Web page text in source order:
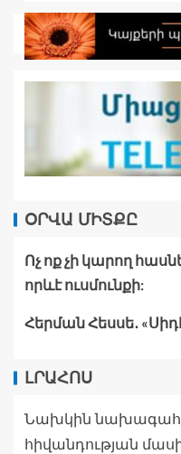
ՕՐՎԱ ՄԻՏՔԸ
Ոչ ոք չի կարող
որևէ ուսմունքի:
Հերման Հեսսե․
ԼՐԱՀՈՍ
Նախկին նախագահի
հիվանդության